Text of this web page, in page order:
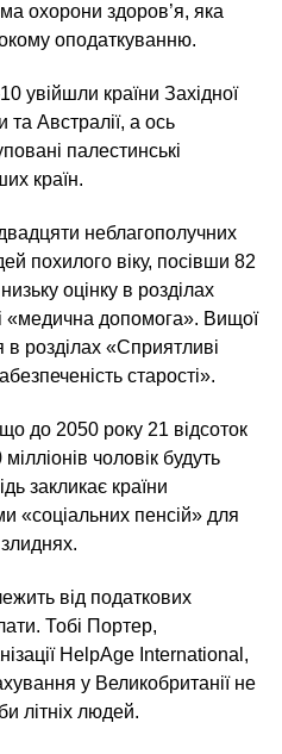
охорони здоров’я, яка
оподаткуванню.
увійшли країни Західної
Австралії, а ось
палестинські
країн.
неблагополучних
похилого віку, посівши 82
оцінку в розділах
«медична допомога». Вищої
в розділах «Сприятливі
старості».
до 2050 року 21 відсоток
чоловік будуть
закликає країни
«соціальних пенсій» для
від податкових
Тобі Портер,
HelpAge International,
у Великобританії не
літніх людей.